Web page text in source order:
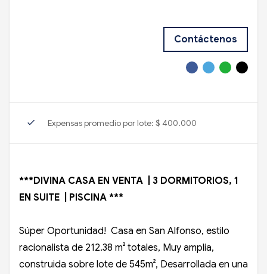
Contáctenos
check Expensas promedio por lote: $ 400.000
***DIVINA CASA EN VENTA | 3 DORMITORIOS, 1
EN SUITE | PISCINA ***
Súper Oportunidad! Casa en San Alfonso, estilo
racionalista de 212.38 m² totales, Muy amplia,
construida sobre lote de 545m², Desarrollada en una